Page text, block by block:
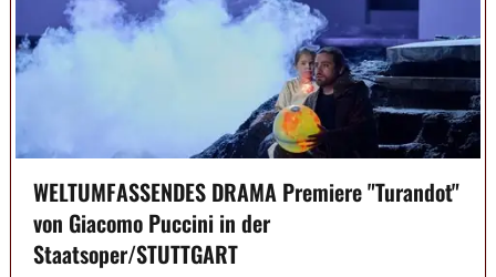
WELTUMFASSENDES DRAMA Premiere "Turandot"
von Giacomo Puccini in der
Staatsoper/STUTTGART